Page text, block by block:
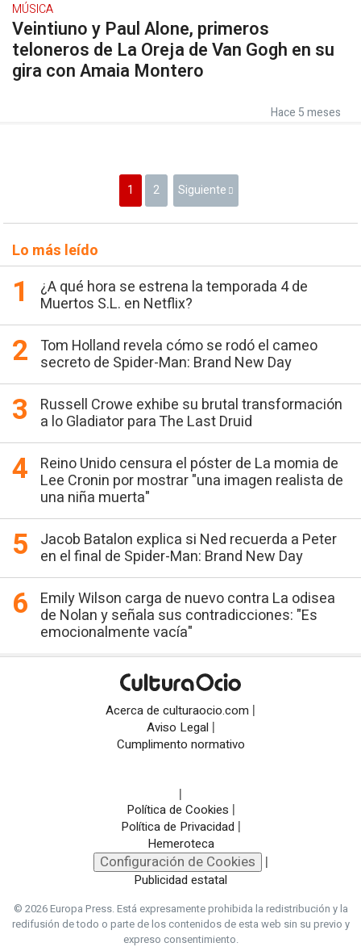
MÚSICA
Veintiuno y Paul Alone, primeros
teloneros de La Oreja de Van Gogh en su
gira con Amaia Montero
Hace 5 meses
1 2 Siguiente
Lo más leído
¿A qué hora se estrena la temporada 4 de
Muertos S.L. en Netflix?
Tom Holland revela cómo se rodó el cameo
secreto de Spider-Man: Brand New Day
Russell Crowe exhibe su brutal transformación
a lo Gladiator para The Last Druid
Reino Unido censura el póster de La momia de
Lee Cronin por mostrar "una imagen realista de
una niña muerta"
Jacob Batalon explica si Ned recuerda a Peter
en el final de Spider-Man: Brand New Day
Emily Wilson carga de nuevo contra La odisea
de Nolan y señala sus contradicciones: "Es
emocionalmente vacía"
Acerca de culturaocio.com |
Aviso Legal |
Cumplimento normativo
|
Política de Cookies |
Política de Privacidad |
Hemeroteca
Configuración de Cookies |
Publicidad estatal
© 2026 Europa Press.Está expresamente prohibida la redistribución y la
redifusión de todo o parte de los contenidos de esta web sin su previo y
expreso consentimiento.